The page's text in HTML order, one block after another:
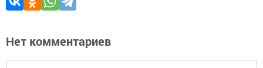
Нет комментариев